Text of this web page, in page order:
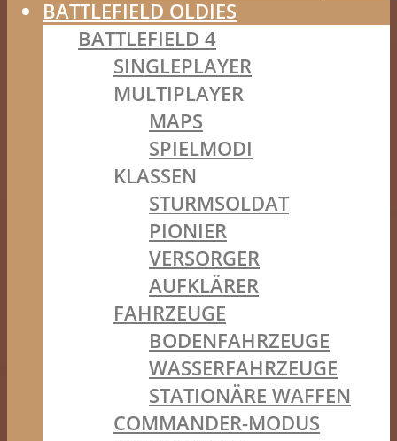
BATTLEFIELD OLDIES
BATTLEFIELD 4
SINGLEPLAYER
MULTIPLAYER
MAPS
SPIELMODI
KLASSEN
STURMSOLDAT
PIONIER
VERSORGER
AUFKLÄRER
FAHRZEUGE
BODENFAHRZEUGE
WASSERFAHRZEUGE
STATIONÄRE WAFFEN
COMMANDER-MODUS